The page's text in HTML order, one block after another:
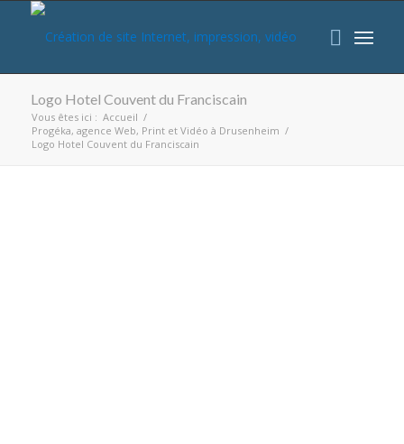
Logo Hotel Couvent du Franciscain
Vous êtes ici : Accueil /
Progéka, agence Web, Print et Vidéo à Drusenheim /
Logo Hotel Couvent du Franciscain